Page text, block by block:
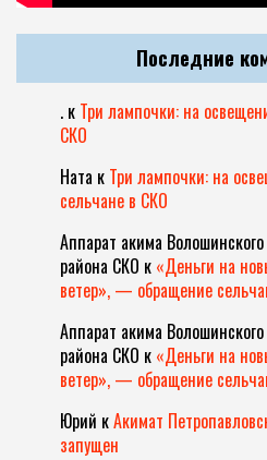
Последние
. к Три лампочки: на
СКО
Ната к Три лампочки: на
сельчане в СКО
Аппарат акима Волошинского
района СКО к «Деньги на
ветер», — обращение
Аппарат акима Волошинского
района СКО к «Деньги на
ветер», — обращение
Юрий кАкимат
запущен